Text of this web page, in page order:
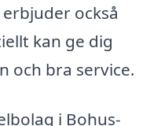
erbjuder också
kan ge dig
och bra service.
i Bohus-